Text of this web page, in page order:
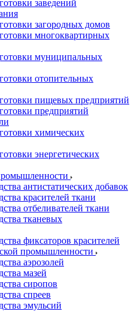
заведений
загородных домов
многоквартирных
муниципальных
отопительных
пищевых предприятий
предприятий
химических
энергетических
антистатических добавок
красителей ткани
отбеливателей ткани
тканевых
фиксаторов красителей
промышленности
аэрозолей
мазей
сиропов
спреев
эмульсий